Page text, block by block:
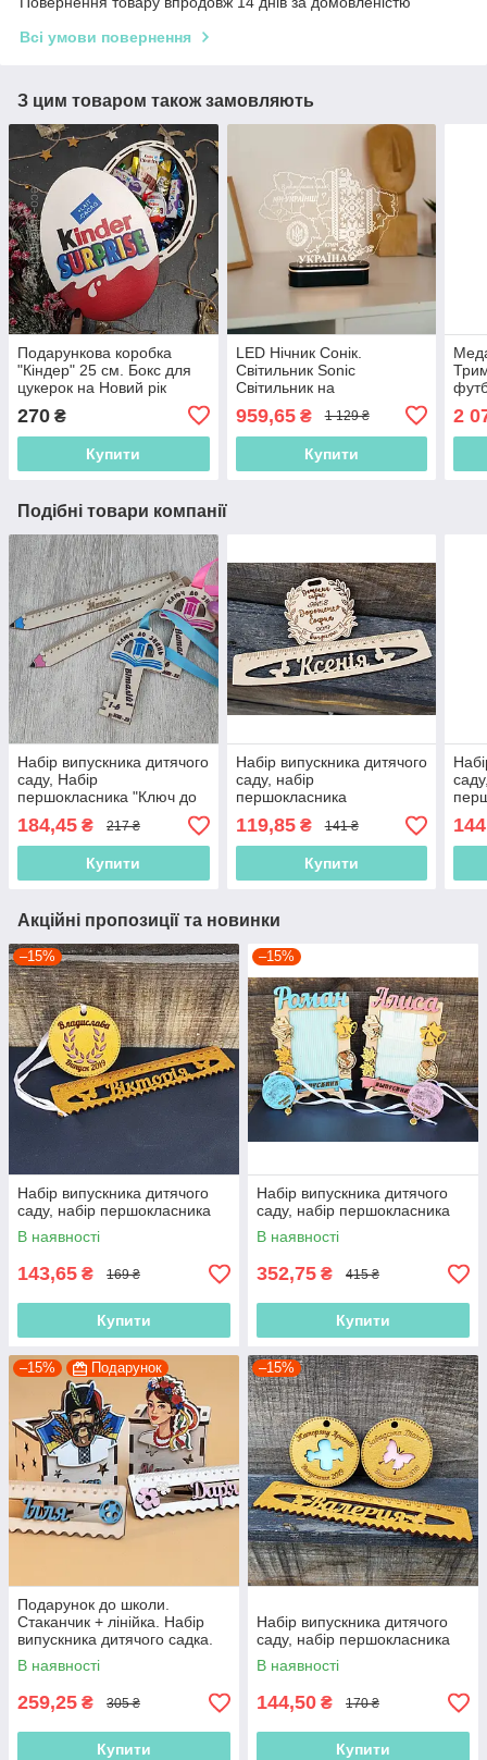
Всі умови повернення
З цим товаром також замовляють
Подарункова коробка
"Кіндер" 25 см. Бокс для
цукерок на Новий рік
270 ₴
Купити
LED Нічник Сонік.
Світильник Sonic
Світильник на
959,65₴ 1 129 ₴
Купити
2
Подібні товари компанії
Набір випускника дитячого
саду, Набір
першокласника "Ключ до
знань" 2 предмети
184,45 ₴ 217 ₴
Купити
Набір випускника дитячого
саду, набір
першокласника
119,85₴ 141 ₴
Купити
Акційні пропозиції та новинки
–15%
Набір випускника дитячого
саду, набір першокласника
В наявності
143,65 ₴ 169 ₴
Купити
–15%
Набір випускника дитячого
саду, набір першокласника
В наявності
352,75 ₴ 415 ₴
Купити
–15% Подарунок
Подарунок до школи.
Стаканчик + лінійка. Набір
випускника дитячого садка.
Набір першокласника
В наявності
259,25 ₴ 305 ₴
Купити
–15%
Набір випускника дитячого
саду, набір першокласника
В наявності
144,50 ₴ 170 ₴
Купити